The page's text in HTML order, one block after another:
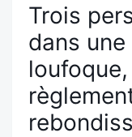
Trois
dans